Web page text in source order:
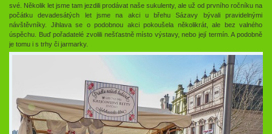
své. Několik let jsme tam jezdili prodávat naše sukulenty, ale už od prvního ročníku na
počátku devadesátých let jsme na akci u břehu Sázavy bývali pravidelnými
návštěvníky. Jihlava se o podobnou akci pokoušela několikrát, ale bez valného
úspěchu. Buď pořadatelé zvolili nešťastně místo výstavy, nebo její termín. A podobně
je tomu i s trhy či jarmarky.